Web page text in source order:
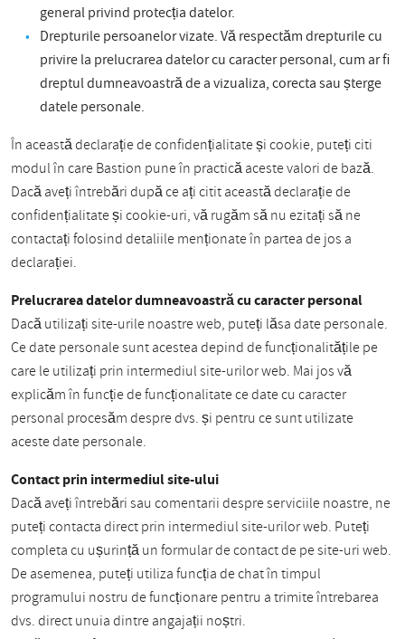
general privind protecția datelor.
Drepturile persoanelor vizate. Vă respectăm drepturile cu
privire la prelucrarea datelor cu caracter personal, cum ar fi
dreptul dumneavoastră de a vizualiza, corecta sau șterge
datele personale.
În această declarație de confidențialitate și cookie, puteți citi
modul în care Bastion pune în practică aceste valori de bază.
Dacă aveți întrebări după ce ați citit această declarație de
confidențialitate și cookie-uri, vă rugăm să nu ezitați să ne
contactați folosind detaliile menționate în partea de jos a
declarației.
Prelucrarea datelor dumneavoastră cu caracter personal
Dacă utilizați site-urile noastre web, puteți lăsa date personale.
Ce date personale sunt acestea depind de funcționalitățile pe
care le utilizați prin intermediul site-urilor web. Mai jos vă
explicăm în funcție de funcționalitate ce date cu caracter
personal procesăm despre dvs. și pentru ce sunt utilizate
aceste date personale.
Contact prin intermediul site-ului
Dacă aveți întrebări sau comentarii despre serviciile noastre, ne
puteți contacta direct prin intermediul site-urilor web. Puteți
completa cu ușurință un formular de contact de pe site-uri web.
De asemenea, puteți utiliza funcția de chat în timpul
programului nostru de funcționare pentru a trimite întrebarea
dvs. direct unuia dintre angajații noștri.